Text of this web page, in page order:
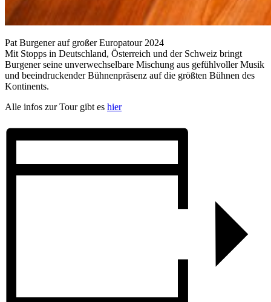
Pat Burgener auf großer Europatour 2024
Mit Stopps in Deutschland, Österreich und der Schweiz bringt
Burgener seine unverwechselbare Mischung aus gefühlvoller Musik
und beeindruckender Bühnenpräsenz auf die größten Bühnen des
Kontinents.
Alle infos zur Tour gibt es hier